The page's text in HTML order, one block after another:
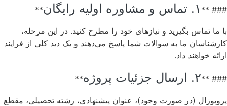
### ** ۱. تماس و مشاوره اولیه رایگان **
با ما تماس بگیرید و نیازهای خود را مطرح کنید. در این مرحله،
کارشناسان ما به سوالات شما پاسخ می‌دهند و یک دید کلی از فرایند
ارائه خواهند داد.
### **۲. ارسال جزئیات پروژه **
پروپوزال (در صورت وجود)، عنوان پیشنهادی، رشته تحصیلی، مقطع